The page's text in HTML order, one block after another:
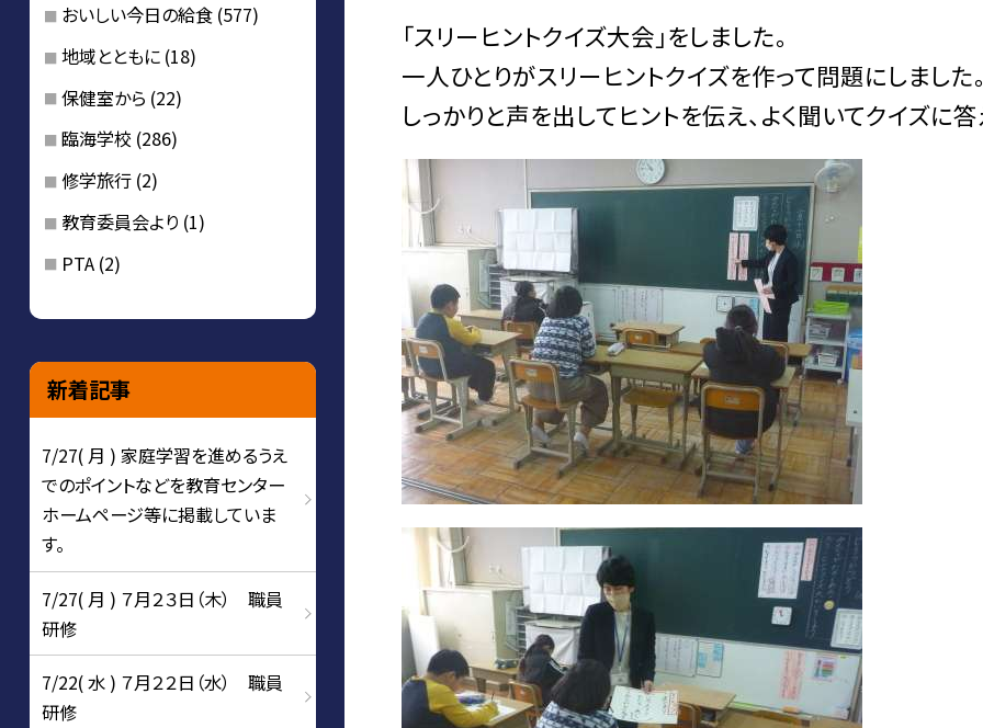
「スリーヒントクイズ大会」をしました。
一人ひとりがスリーヒントクイズを作って問題にしました。
しっかりと声を出してヒントを伝え、よく聞いてクイズに答
おいしい今日の給食 (577)
地域とともに (18)
保健室から (22)
臨海学校 (286)
修学旅行 (2)
教育委員会より (1)
PTA (2)
新着記事
7/27( 月 ) 家庭学習を進めるうえ
でのポイントなどを教育センター
ホームページ等に掲載していま
す。
7/27( 月 ) ７月２３日（木） 職員
研修
7/22( 水 ) ７月２２日（水） 職員
研修